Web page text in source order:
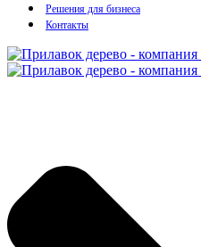
Решения для бизнеса
Контакты